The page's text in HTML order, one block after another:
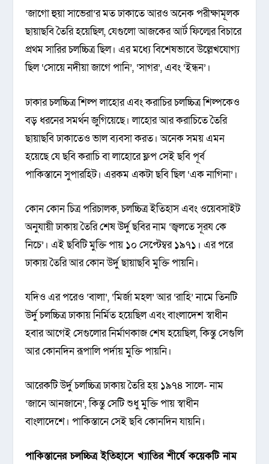
‘জাগো হুয়া সাভেরা’র মত ঢাকাতে আরও অনেক পরীক্ষামূলক
ছায়াছবি তৈরি হয়েছিল, যেগুলো আজকের আর্ট ফিল্মের বিচারে
প্রথম সারির চলচ্চিত্র ছিল। এর মধ্যে বিশেষভাবে উল্লেখযোগ্য
ছিল ‘সোয়ে নদীয়া জাগে পানি’, ‘সাগর’, এবং ‘ইন্ধন’।
ঢাকার চলচ্চিত্র শিল্প লাহোর এবং করাচির চলচ্চিত্র শিল্পকেও
বড় ধরনের সমর্থন জুগিয়েছে। লাহোর আর করাচিতে তৈরি
ছায়াছবি ঢাকাতেও ভাল ব্যবসা করত। অনেক সময় এমন
হয়েছে যে ছবি করাচি বা লাহোরে ফ্লপ সেই ছবি পূর্ব
পাকিস্তানে সুপারহিট। এরকম একটা ছবি ছিল ‘এক নাগিনা’।
কোন কোন চিত্র পরিচালক, চলচ্চিত্র ইতিহাস এবং ওয়েবসাইট
অনুযায়ী ঢাকায় তৈরি শেষ উর্দু ছবির নাম ‘জ্বলতে সূরয কে
নিচে’। এই ছবিটি মুক্তি পায় ১০ সেপ্টেম্বর ১৯৭১। এর পরে
ঢাকায় তৈরি আর কোন উর্দু ছায়াছবি মুক্তি পায়নি।
যদিও এর পরেও ‘বালা’, ‘মির্জা মহল’ আর ‘রাহি’ নামে তিনটি
উর্দু চলচ্চিত্র ঢাকায় নির্মিত হয়েছিল এবং বাংলাদেশ স্বাধীন
হবার আগেই সেগুলোর নির্মাণকাজ শেষ হয়েছিল, কিন্তু সেগুলি
আর কোনদিন রূপালি পর্দায় মুক্তি পায়নি।
আরেকটি উর্দু চলচ্চিত্র ঢাকায় তৈরি হয় ১৯৭৪ সালে- নাম
‘জানে আনজানে’, কিন্তু সেটি শুধু মুক্তি পায় স্বাধীন
বাংলাদেশে। পাকিস্তানে সেই ছবি কোনদিন যায়নি।
পাকিস্তানের চলচ্চিত্র ইতিহাসে খ্যাতির শীর্ষে কয়েকটি নাম